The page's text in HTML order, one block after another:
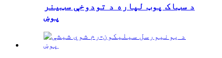
د سټاک پوټ لپاره د تودوخې سټینر
پوښ